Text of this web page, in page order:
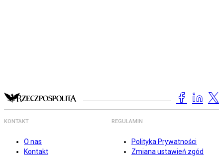
KONTAKT
O nas
Kontakt
REGULAMIN
Polityka Prywatności
Zmiana ustawień zgód